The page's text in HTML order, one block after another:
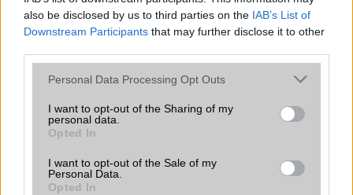
also be disclosed by us to third parties on the IAB’s List of
Downstream Participants that may further disclose it to other
Please note that this website/app uses one or more Google
not limited to your visit or usage behaviour. You may click to
grant or deny consent to Google and its third-party tags to
use your data for below specified purposes in below Google
consent section.
Personal Data Processing Opt Outs
I want to opt-out of the Sharing of my
personal data.
Opted In
I want to opt-out of the Sale of my
Personal Data.
Opted In
Samsung és a Google kezdhet félni?
2024.12.06
A Xiaomi ismét nagyot alakított a telefonpiacon, és ezúttal a Redmi K80
és K80 Pro modellekkel igyekszik megrázni az iparágat.
Bemutatkozott a strapabíró Redmi Note
14 Pro Plus
A Redmi Note 14 sorozat két modellel debütált: a Pro és a Pro+
változatokkal.